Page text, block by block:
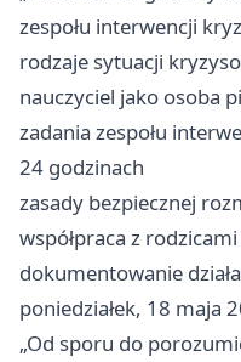
zespołu interwencji
rodzaje sytuacji
nauczyciel jako osoba
zadania zespołu
24 godzinach
zasady bezpiecznej
współpraca z rodzicami
dokumentowanie
poniedziałek, 18 maja
„Od sporu do